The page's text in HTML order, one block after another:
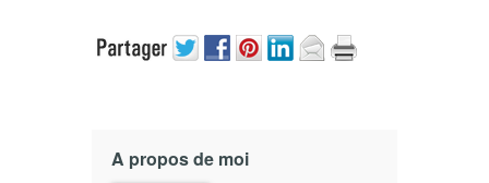
A propos de moi